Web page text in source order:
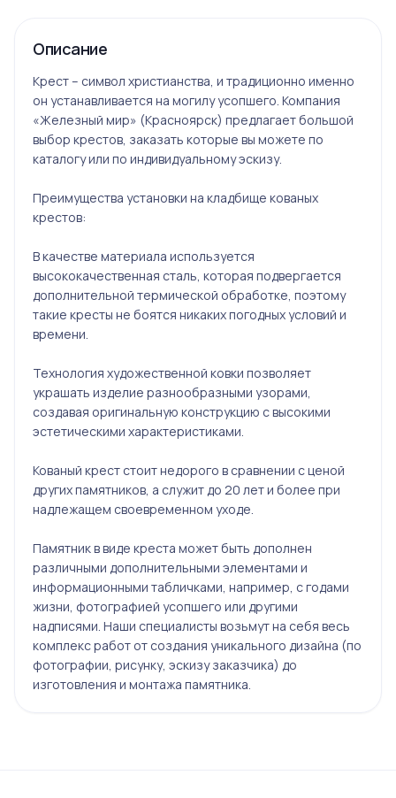
Описание
Крест – символ христианства, и традиционно именно
он устанавливается на могилу усопшего. Компания
«Железный мир» (Красноярск) предлагает большой
выбор крестов, заказать которые вы можете по
каталогу или по индивидуальному эскизу.
Преимущества установки на кладбище кованых
крестов:
В качестве материала используется
высококачественная сталь, которая подвергается
дополнительной термической обработке, поэтому
такие кресты не боятся никаких погодных условий и
времени.
Технология художественной ковки позволяет
украшать изделие разнообразными узорами,
создавая оригинальную конструкцию с высокими
эстетическими характеристиками.
Кованый крест стоит недорого в сравнении с ценой
других памятников, а служит до 20 лет и более при
надлежащем своевременном уходе.
Памятник в виде креста может быть дополнен
различными дополнительными элементами и
информационными табличками, например, с годами
жизни, фотографией усопшего или другими
надписями. Наши специалисты возьмут на себя весь
комплекс работ от создания уникального дизайна (по
фотографии, рисунку, эскизу заказчика) до
изготовления и монтажа памятника.